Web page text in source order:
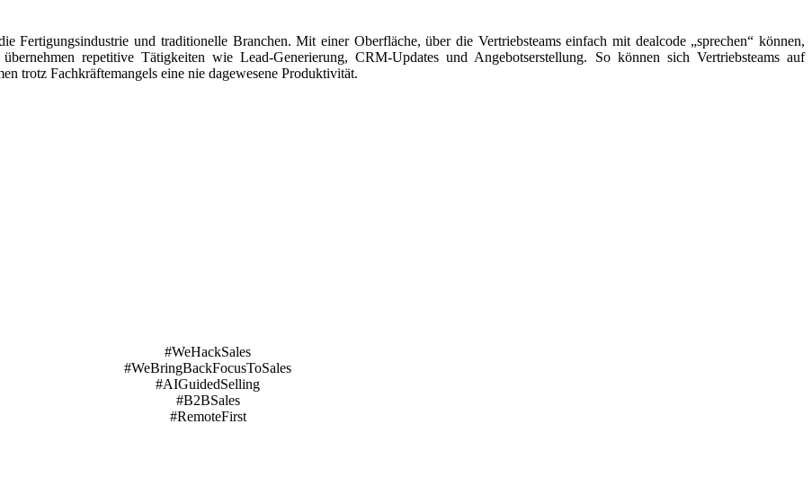
Fertigungsindustrie und traditionelle Branchen. Mit einer Oberfläche, über die Vertriebsteams einfach mit dealcode „sprechen“ können,
repetitive Tätigkeiten wie Lead-Generierung, CRM-Updates und Angebotserstellung. So können sich Vertriebsteams auf
trotz Fachkräftemangels eine nie dagewesene Produktivität.
#WeHackSales
#WeBringBackFocusToSales
#AIGuidedSelling
#B2BSales
#RemoteFirst